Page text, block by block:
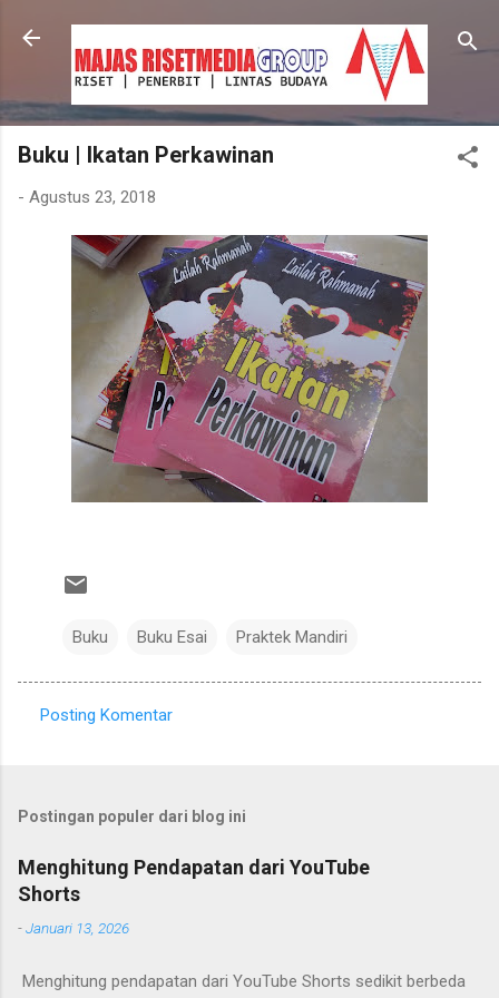
Langsung ke konten utama
Buku | Ikatan Perkawinan
- Agustus 23, 2018
Buku Buku Esai Praktek Mandiri
n
t
a
Posting Komentar
Postingan populer dari blog ini
Menghitung Pendapatan dari YouTube
Shorts
-Januari 13, 2026
Menghitung pendapatan dari YouTube Shorts sedikit berbeda